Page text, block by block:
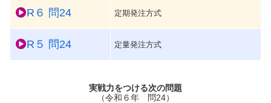
R６ 問24 定期発注方式
R５ 問24 定量発注方式
実戦力をつける次の問題
（令和６年 問24）